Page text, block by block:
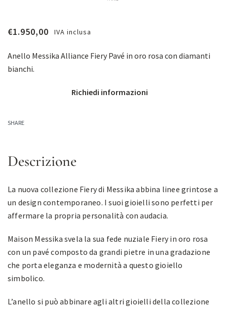
€1.950,00 IVA inclusa
Anello Messika Alliance Fiery Pavé in oro rosa con diamanti
bianchi.
Richiedi informazioni
SHARE
Descrizione
La nuova collezione Fiery di Messika abbina linee grintose a
un design contemporaneo. I suoi gioielli sono perfetti per
affermare la propria personalità con audacia.
Maison Messika svela la sua fede nuziale Fiery in oro rosa
con un pavé composto da grandi pietre in una gradazione
che porta eleganza e modernità a questo gioiello
simbolico.
L’anello si può abbinare agli altri gioielli della collezione